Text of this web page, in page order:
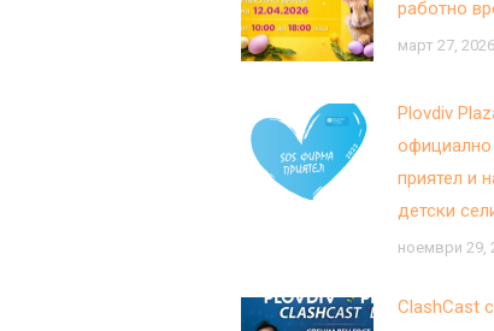
работно
март 27, 2026
Plovdiv
официално
приятел и
детски
ноември 29,
ClashCast